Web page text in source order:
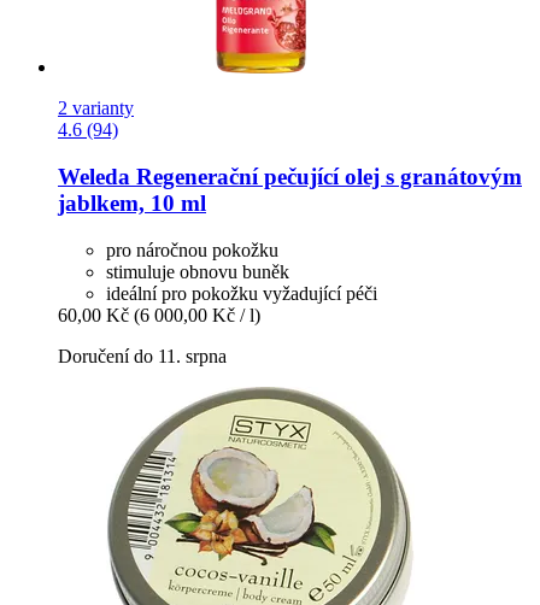
2 varianty
4.6 (94)
Weleda Regenerační pečující olej s granátovým
jablkem, 10 ml
pro náročnou pokožku
stimuluje obnovu buněk
ideální pro pokožku vyžadující péči
60,00 Kč (6 000,00 Kč / l)
Doručení do 11. srpna